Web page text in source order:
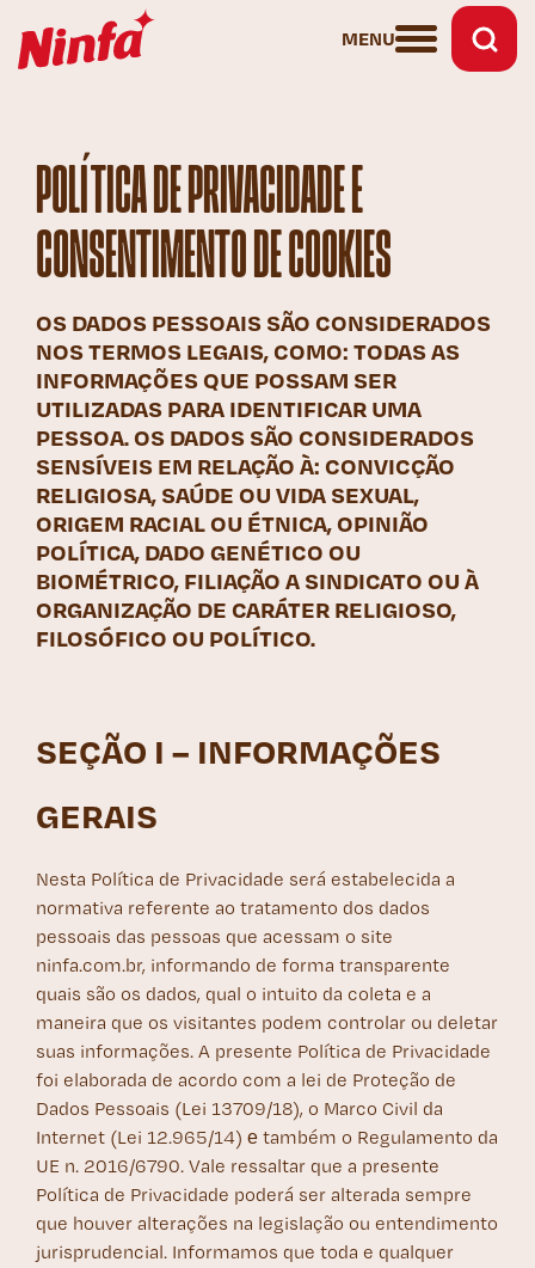
MENU
POLÍTICA DE PRIVACIDADE E
CONSENTIMENTO DE COOKIES
OS DADOS PESSOAIS SÃO CONSIDERADOS
NOS TERMOS LEGAIS, COMO: TODAS AS
INFORMAÇÕES QUE POSSAM SER
UTILIZADAS PARA IDENTIFICAR UMA
PESSOA. OS DADOS SÃO CONSIDERADOS
SENSÍVEIS EM RELAÇÃO À: CONVICÇÃO
RELIGIOSA, SAÚDE OU VIDA SEXUAL,
ORIGEM RACIAL OU ÉTNICA, OPINIÃO
POLÍTICA, DADO GENÉTICO OU
BIOMÉTRICO, FILIAÇÃO A SINDICATO OU À
ORGANIZAÇÃO DE CARÁTER RELIGIOSO,
FILOSÓFICO OU POLÍTICO.
SEÇÃO I – INFORMAÇÕES
GERAIS
Nesta Política de Privacidade será estabelecida a
normativa referente ao tratamento dos dados
pessoais das pessoas que acessam o site
ninfa.com.br, informando de forma transparente
quais são os dados, qual o intuito da coleta e a
maneira que os visitantes podem controlar ou deletar
suas informações. A presente Política de Privacidade
foi elaborada de acordo com a lei de Proteção de
Dados Pessoais (Lei 13709/18), o Marco Civil da
Internet (Lei 12.965/14) е também o Regulamento da
UE n. 2016/6790. Vale ressaltar que a presente
Política de Privacidade poderá ser alterada sempre
que houver alterações na legislação ou entendimento
jurisprudencial. Informamos que toda e qualquer